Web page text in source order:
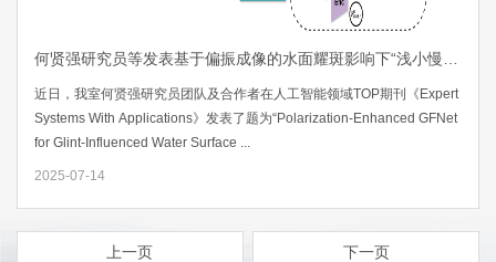
近日，我室何贤强研究员团队及合作者在人工智能领域TOP期刊《Expert
Systems With Applications》发表了题为“Polarization-Enhanced GFNet
for Glint-Influenced Water Surface ...
2025-07-14
上一页 下一页